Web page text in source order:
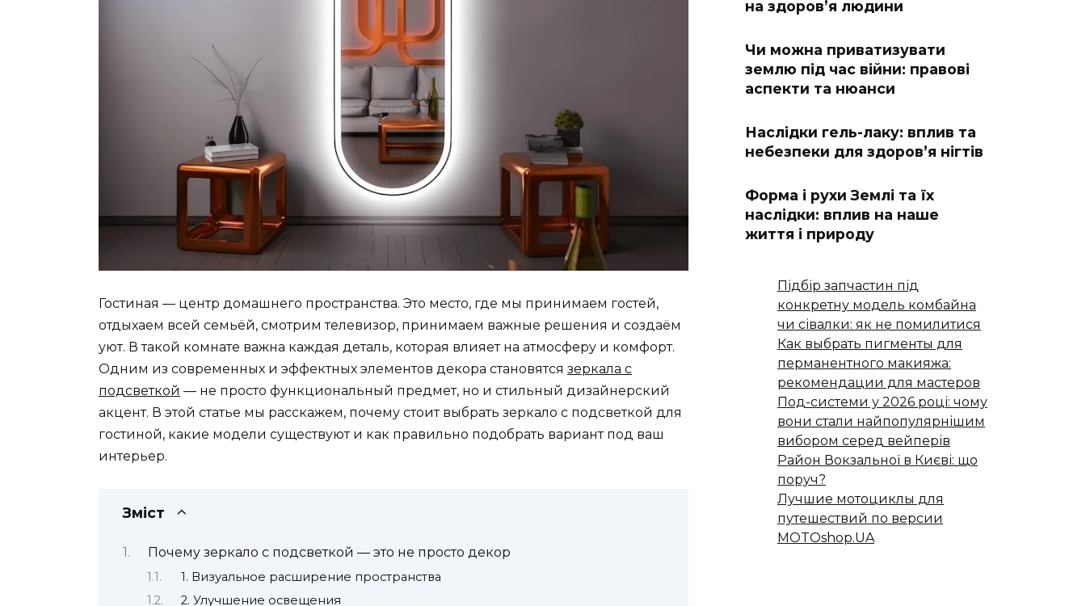
Гостиная — центр домашнего пространства. Это место, где мы принимаем гостей,
отдыхаем всей семьёй, смотрим телевизор, принимаем важные решения и создаём
уют. В такой комнате важна каждая деталь, которая влияет на атмосферу и комфорт.
Одним из современных и эффектных элементов декора становятся зеркала с
подсветкой — не просто функциональный предмет, но и стильный дизайнерский
акцент. В этой статье мы расскажем, почему стоит выбрать зеркало с подсветкой для
гостиной, какие модели существуют и как правильно подобрать вариант под ваш
интерьер.
Зміст
Почему зеркало с подсветкой — это не просто декор
1. Визуальное расширение пространства
2. Улучшение освещения
на здоров’я людини
Чи можна приватизувати
землю під час війни: правові
аспекти та нюанси
Наслідки гель-лаку: вплив та
небезпеки для здоров’я нігтів
Форма і рухи Землі та їх
наслідки: вплив на наше
життя і природу
Підбір запчастин під
конкретну модель комбайна
чи сівалки: як не помилитися
Как выбрать пигменты для
перманентного макияжа:
рекомендации для мастеров
Под-системи у 2026 році: чому
вони стали найпопулярнішим
вибором серед вейперів
Район Вокзальної в Києві: що
поруч?
Лучшие мотоциклы для
путешествий по версии
MOTOshop.UA